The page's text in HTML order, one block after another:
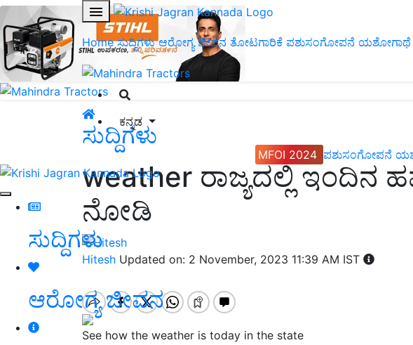
Home ಸುದ್ದಿಗಳು ಆರೋಗ್ಯ ಜೀವನ ತೋಟಗಾರಿಕೆ ಪಶುಸಂಗೋಪನೆ ಯಶೋಗಾಥೆ
ಕನ್ನಡ
MFOI 2024 ಪಶುಸಂಗೋಪನೆ
ಸುದ್ದಿಗಳು
ಆರೋಗ್ಯ ಜೀವನ
ಸುದ್ದಿಗಳು
weather ರಾಜ್ಯದಲ್ಲಿ ಇಂದಿನ
ನೋಡಿ
Hitesh Updated on: 2 November, 2023 11:39 AM IST
See how the weather is today in the state